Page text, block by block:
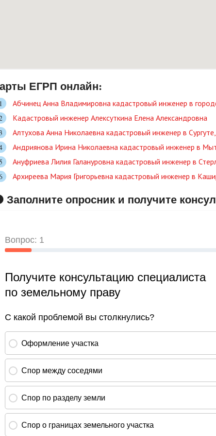
ЕГРП онлайн:
Абчинец Анна Владимировна кадастровый инженер в
Кадастровый инженер Алексуткина Елена Александровна
Алтухова Анна Николаевна кадастровый инженер в
Андриянова Ирина Николаевна кадастровый инженер в
Ануфриева Лилия Галануровна кадастровый инженер в
Архиреева Мария Григорьевна кадастровый инженер в
Заполните опросник и получите